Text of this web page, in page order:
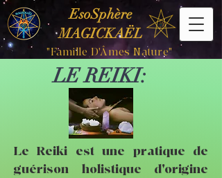
EsoSphère
MAGICKAËL
"Famille D'Âmes Nature"
LE REIKI:
Le Reiki est une pratique de
guérison holistique d'origine